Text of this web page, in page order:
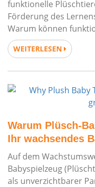
funktionelle
Förderung des
Warum können
und Wachstum des
WEITERLESEN
Warum Plüsch-
Ihr wachsendes
Auf dem
Babyspielzeug
als unverzichtbarer